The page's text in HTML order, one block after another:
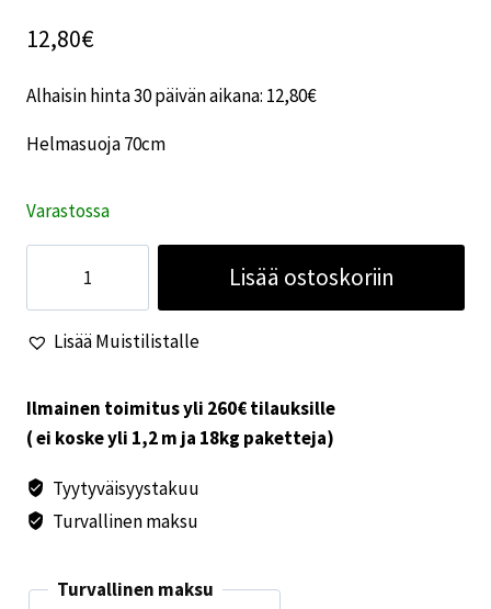
12,80€
Alhaisin hinta 30 päivän aikana: 12,80€
Helmasuoja 70cm
Varastossa
määrä
Lisää ostoskoriin
Lisää Muistilistalle
Ilmainen toimitus yli 260€ tilauksille
( ei koske yli 1,2 m ja 18kg paketteja)
Tyytyväisyystakuu
Turvallinen maksu
Turvallinen maksu